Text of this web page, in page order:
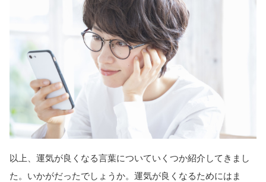
以上、運気が良くなる言葉についていくつか紹介してきまし
た。いかがだったでしょうか。運気が良くなるためにはま